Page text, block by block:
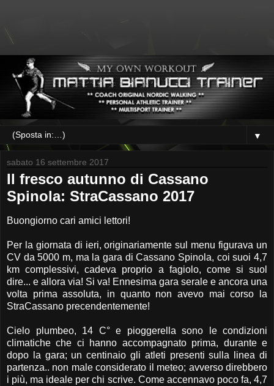
▼
sabato 16 settembre 2017
Il fresco autunno di Cassano
Spinola: StraCassano 2017
Buongiorno cari amici lettori!
Per la giornata di ieri, originariamente sul menu figurava un
CV da 5000 m, ma la gara di Cassano Spinola, coi suoi 4,7
km complessivi, cadeva proprio a fagiolo, come si suol
dire... e allora via! Si va! Ennesima gara serale e ancora una
volta prima assoluta, in quanto non avevo mai corso la
StraCassano precendentemente!
Cielo plumbeo, 14 C° e pioggerella sono le condizioni
climatiche che ci hanno accompagnato prima, durante e
dopo la gara; un centinaio gli atleti presenti sulla linea di
partenza.. non male considerato il meteo; avverso direbbero
i più, ma ideale per chi scrive. Come accennavo poco fa, 4,7